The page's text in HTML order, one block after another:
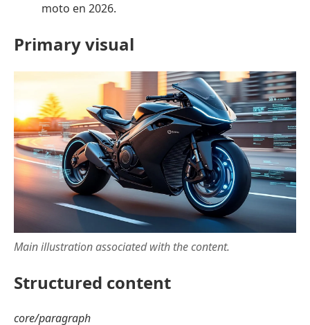
moto en 2026.
Primary visual
Main illustration associated with the content.
Structured content
core/paragraph